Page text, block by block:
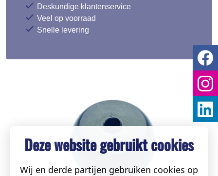
Deskundige klantenservice
Veel op voorraad
Snelle levering
Deze website gebruikt cookies
Wij en derde partijen gebruiken cookies op